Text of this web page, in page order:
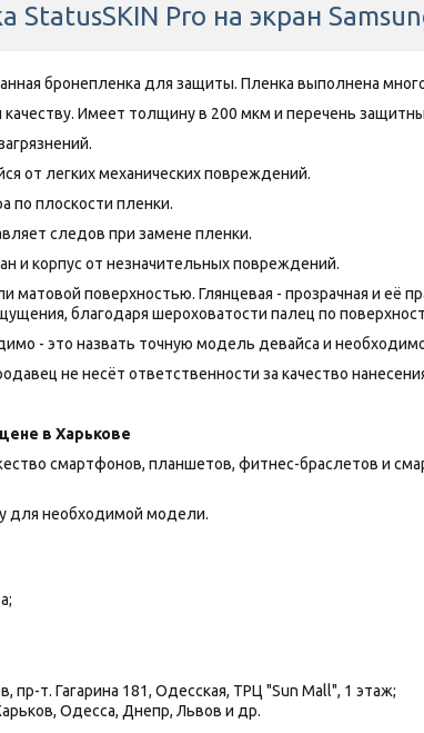
StatusSKIN Pro на экран
бронепленка для защиты. Пленка выполнена
Имеет толщину в 200 мкм и перечень
от легких механических повреждений.
по плоскости пленки.
следов при замене пленки.
и корпус от незначительных повреждений.
поверхностью. Глянцевая - прозрачная и её
благодаря шероховатости палец по
- это назвать точную модель девайса и
не несёт ответственности за качество
в Харькове
смартфонов, планшетов, фитнес-браслетов и
для необходимой модели.
пр-т. Гагарина 181, Одесская, ТРЦ "Sun Mall", 1 этаж;
Одесса, Днепр, Львов и др.